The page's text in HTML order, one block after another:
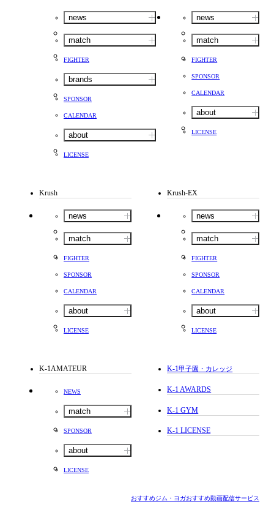
news
match
FIGHTER
brands
SPONSOR
CALENDAR
about
LICENSE
news
match
FIGHTER
SPONSOR
CALENDAR
about
LICENSE
Krush
news
match
FIGHTER
SPONSOR
CALENDAR
about
LICENSE
Krush-EX
news
match
FIGHTER
SPONSOR
CALENDAR
about
LICENSE
K-1AMATEUR
NEWS
match
SPONSOR
about
LICENSE
K-1甲子園・カレッジ
K-1 AWARDS
K-1 GYM
K-1 LICENSE
おすすめジム・ヨガおすすめ動画配信サービス